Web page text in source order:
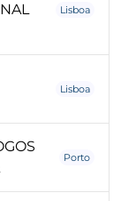
Lisboa
Lisboa
Porto